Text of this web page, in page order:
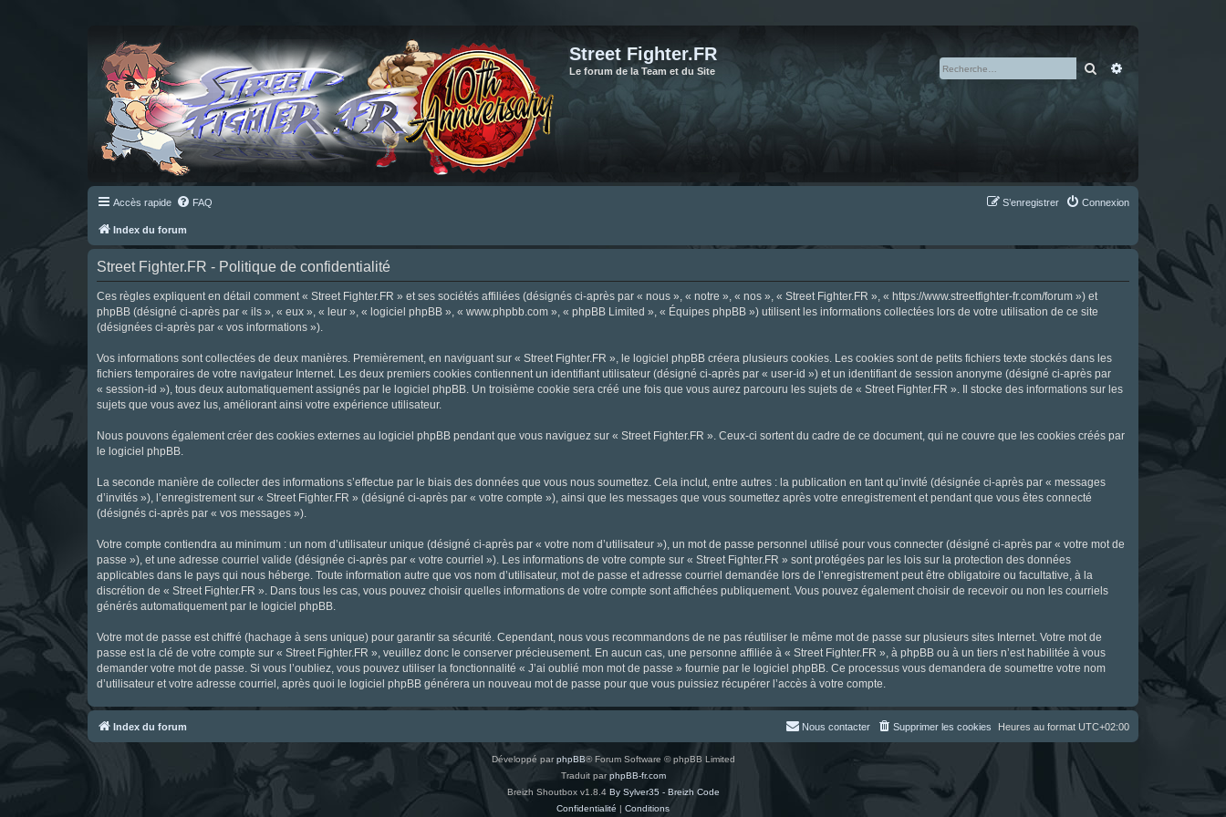
Street Fighter.FR
Le forum de la Team et du Site Rechercher
Accès rapide FAQ Connexion
S’enregistrer
Index du forum
Street Fighter.FR - Politique de confidentialité
Ces règles expliquent en détail comment « Street Fighter.FR » et ses sociétés affiliées (désignés ci-après par « nous », « notre », « nos », « Street Fighter.FR », « https://www.streetfighter-fr.com/forum ») et
phpBB (désigné ci-après par « ils », « eux », « leur », « logiciel phpBB », « www.phpbb.com », « phpBB Limited », « Équipes phpBB ») utilisent les informations collectées lors de votre utilisation de ce site
(désignées ci-après par « vos informations »).
Vos informations sont collectées de deux manières. Premièrement, en naviguant sur « Street Fighter.FR », le logiciel phpBB créera plusieurs cookies. Les cookies sont de petits fichiers texte stockés dans les
fichiers temporaires de votre navigateur Internet. Les deux premiers cookies contiennent un identifiant utilisateur (désigné ci-après par « user-id ») et un identifiant de session anonyme (désigné ci-après par
« session-id »), tous deux automatiquement assignés par le logiciel phpBB. Un troisième cookie sera créé une fois que vous aurez parcouru les sujets de « Street Fighter.FR ». Il stocke des informations sur les
sujets que vous avez lus, améliorant ainsi votre expérience utilisateur.
Nous pouvons également créer des cookies externes au logiciel phpBB pendant que vous naviguez sur « Street Fighter.FR ». Ceux-ci sortent du cadre de ce document, qui ne couvre que les cookies créés par
le logiciel phpBB.
La seconde manière de collecter des informations s’effectue par le biais des données que vous nous soumettez. Cela inclut, entre autres : la publication en tant qu’invité (désignée ci-après par « messages
d’invités »), l’enregistrement sur « Street Fighter.FR » (désigné ci-après par « votre compte »), ainsi que les messages que vous soumettez après votre enregistrement et pendant que vous êtes connecté
(désignés ci-après par « vos messages »).
Votre compte contiendra au minimum : un nom d’utilisateur unique (désigné ci-après par « votre nom d’utilisateur »), un mot de passe personnel utilisé pour vous connecter (désigné ci-après par « votre mot de
passe »), et une adresse courriel valide (désignée ci-après par « votre courriel »). Les informations de votre compte sur « Street Fighter.FR » sont protégées par les lois sur la protection des données
applicables dans le pays qui nous héberge. Toute information autre que vos nom d’utilisateur, mot de passe et adresse courriel demandée lors de l’enregistrement peut être obligatoire ou facultative, à la
discrétion de « Street Fighter.FR ». Dans tous les cas, vous pouvez choisir quelles informations de votre compte sont affichées publiquement. Vous pouvez également choisir de recevoir ou non les courriels
générés automatiquement par le logiciel phpBB.
Votre mot de passe est chiffré (hachage à sens unique) pour garantir sa sécurité. Cependant, nous vous recommandons de ne pas réutiliser le même mot de passe sur plusieurs sites Internet. Votre mot de
passe est la clé de votre compte sur « Street Fighter.FR », veuillez donc le conserver précieusement. En aucun cas, une personne affiliée à « Street Fighter.FR », à phpBB ou à un tiers n’est habilitée à vous
demander votre mot de passe. Si vous l’oubliez, vous pouvez utiliser la fonctionnalité « J’ai oublié mon mot de passe » fournie par le logiciel phpBB. Ce processus vous demandera de soumettre votre nom
d’utilisateur et votre adresse courriel, après quoi le logiciel phpBB générera un nouveau mot de passe pour que vous puissiez récupérer l’accès à votre compte.
Index du forum Heures au format UTC+02:00
Supprimer les cookies
Nous contacter
Développé parphpBB® Forum Software © phpBB Limited
Traduit parphpBB-fr.com
Breizh Shoutbox v1.8.4 By Sylver35 - Breizh Code
Confidentialité | Conditions